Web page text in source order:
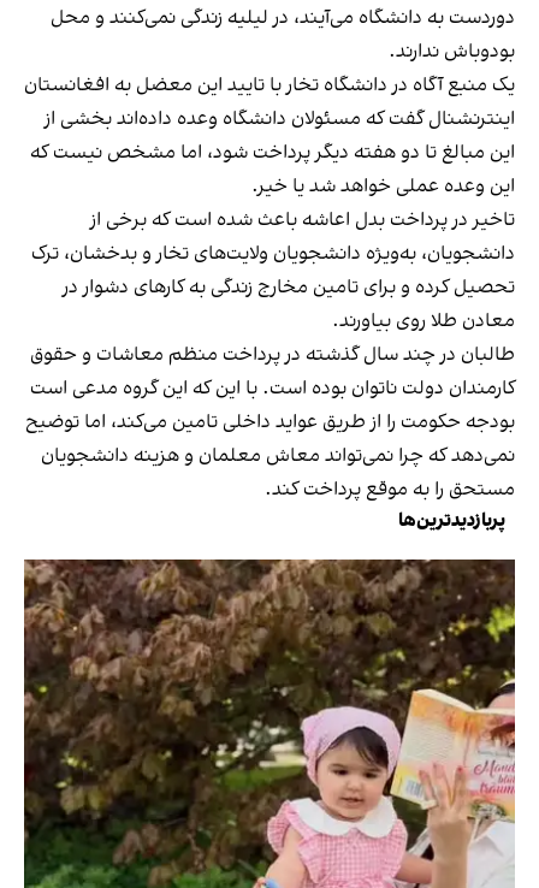
دوردست به دانشگاه می‌آیند، در لیلیه زندگی نمی‌کنند و محل
بودوباش ندارند.
یک منبع آگاه در دانشگاه تخار با تایید این معضل به افغانستان
اینترنشنال گفت که مسئولان دانشگاه وعده داده‌اند بخشی از
این مبالغ تا دو هفته دیگر پرداخت شود، اما مشخص نیست که
این وعده عملی خواهد شد یا خیر.
تاخیر در پرداخت بدل اعاشه باعث شده است که برخی از
دانشجویان، به‌ویژه دانشجویان ولایت‌های تخار و بدخشان، ترک
تحصیل کرده و برای تامین مخارج زندگی به کارهای دشوار در
معادن طلا روی بیاورند.
طالبان در چند سال گذشته در پرداخت منظم معاشات و حقوق
کارمندان دولت ناتوان بوده‌ است. با این که این گروه مدعی است
بودجه حکومت را از طریق عواید داخلی تامین می‌کند، اما توضیح
نمی‌دهد که چرا نمی‌تواند معاش معلمان و هزینه دانشجویان
مستحق را به موقع پرداخت کند.
پربازدیدترین‌ها